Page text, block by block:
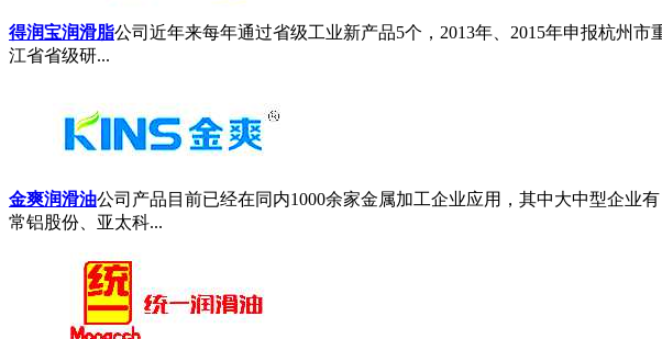
得润宝润滑脂公司近年来每年通过省级工业新产品5个，2013年、2015年申报杭州
江省省级研...
金爽润滑油公司产品目前已经在同内1000余家金属加工企业应用，其中大中型企业
常铝股份、亚太科...